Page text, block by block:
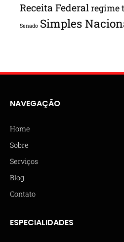
Receita Federalregime
Senado Simples
NAVEGAÇÃO
Home
Sobre
Serviços
Blog
Contato
ESPECIALIDADES